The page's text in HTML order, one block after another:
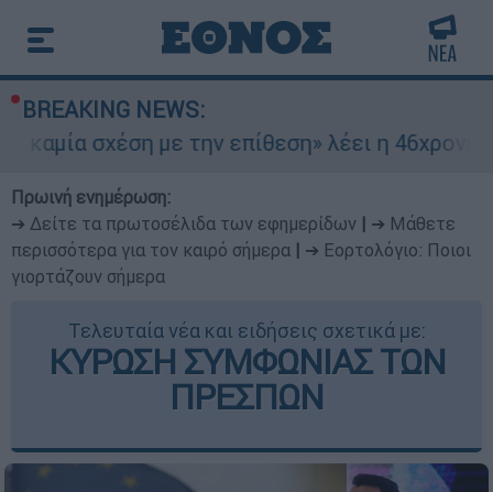
BREAKING NEWS:
με την επίθεση» λέει η 46χρονη - Τι
Πρωινή ενημέρωση:
➔ Δείτε τα πρωτοσέλιδα των εφημερίδων
➔ Μάθετε
περισσότερα για τον καιρό σήμερα
➔ Εορτολόγιο: Ποιοι
γιορτάζουν σήμερα
Τελευταία νέα και ειδήσεις σχετικά με:
ΚΥΡΩΣΗ ΣΥΜΦΩΝΙΑΣ ΤΩΝ
ΠΡΕΣΠΩΝ